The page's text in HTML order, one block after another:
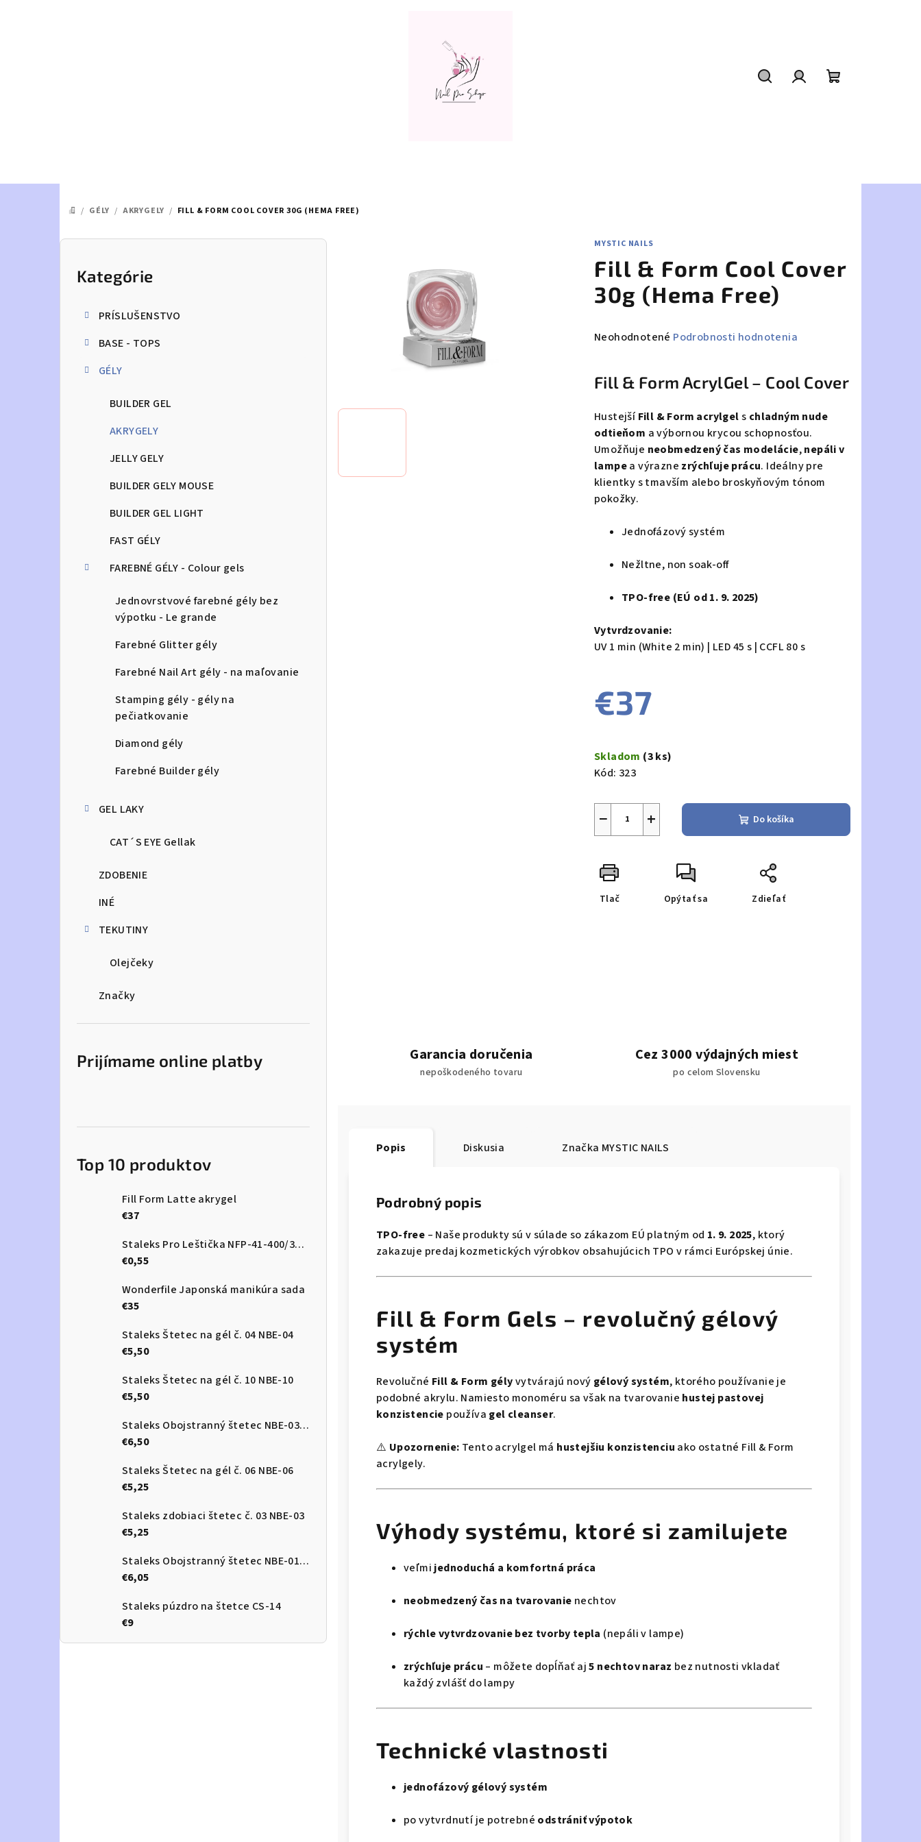
DOMOV
/ GÉLY / AKRYGELY / FILL & FORM COOL COVER 30G (HEMA FREE)
B
Preskočiť
kategórie
Kategórie
PRÍSLUŠENSTVO
BASE - TOPS
GÉLY
BUILDER GEL
AKRYGELY
JELLY GELY
BUILDER GELY MOUSE
BUILDER GEL LIGHT
FAST GÉLY
FAREBNÉ GÉLY - Colour gels
Jednovrstvové farebné gély bez
výpotku - Le grande
Farebné Glitter gély
Farebné Nail Art gély - na maľovanie
Stamping gély - gély na
pečiatkovanie
Diamond gély
Farebné Builder gély
GEL LAKY
CAT´S EYE Gellak
ZDOBENIE
INÉ
TEKUTINY
Olejčeky
Značky
Prijímame online platby
Top 10 produktov
Fill Form Latte akrygel
€37
Staleks Pro Leštička NFP-41-400/3000
€0,55
Wonderfile Japonská manikúra sada
€35
Staleks Štetec na gél č. 04 NBE-04
€5,50
Staleks Štetec na gél č. 10 NBE-10
€5,50
Staleks Obojstranný štetec NBE-03/06
€6,50
Staleks Štetec na gél č. 06 NBE-06
€5,25
Staleks zdobiaci štetec č. 03 NBE-03
€5,25
Staleks Obojstranný štetec NBE-01/03
€6,05
Staleks púzdro na štetce CS-14
€9
MYSTIC NAILS
Fill & Form Cool Cover
30g (Hema Free)
Priemerné
je
z
5
hviezdičiek.
Neohodnotené Podrobnosti hodnotenia
Fill & Form AcrylGel – Cool Cover
HustejšíFill & Form acrylgels chladným nude
odtieňom a výbornou krycou schopnosťou.
Umožňuje neobmedzený čas modelácie,nepáli v
lampea výrazne zrýchľuje prácu. Ideálny pre
klientky s tmavším alebo broskyňovým tónom
pokožky.
Jednofázový systém
Nežltne, non soak-off
TPO-free (EÚ od 1. 9. 2025)
Vytvrdzovanie:
UV 1 min (White 2 min) | LED 45 s | CCFL 80 s
€37
cena:
Skladom (3 ks)
Kód: 323
+
− Do košíka
Tlač Opýtať sa Zdieľať
Garancia doručenia
nepoškodeného tovaru
Cez 3000 výdajných miest
po celom Slovensku
Popis Diskusia Značka MYSTIC NAILS
Podrobný popis
TPO-free – Naše produkty sú v súlade so zákazom EÚ platným od 1. 9. 2025, ktorý
zakazuje predaj kozmetických výrobkov obsahujúcich TPO v rámci Európskej únie.
Fill & Form Gels – revolučný gélový
systém
Revolučné Fill & Form gélyvytvárajú nový gélový systém, ktorého používanie je
podobné akrylu. Namiesto monoméru sa však na tvarovanie hustej pastovej
konzistencie používa gel cleanser.
⚠️ Upozornenie: Tento acrylgel má hustejšiu konzistenciu ako ostatné Fill & Form
acrylgely.
Výhody systému, ktoré si zamilujete
veľmi jednoduchá a komfortná práca
neobmedzený čas na tvarovanie nechtov
rýchle vytvrdzovanie bez tvorby tepla (nepáli v lampe)
zrýchľuje prácu – môžete dopĺňať aj5 nechtov naraz bez nutnosti vkladať
každý zvlášť do lampy
Technické vlastnosti
jednofázový gélový systém
po vytvrdnutí je potrebné odstrániť výpotok